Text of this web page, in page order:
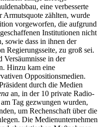
eine verbesserte
Armutsquote zählten, wurde
vorgeworfen, die aufgrund
Institutionen nicht
sowie dass in ihnen der
Regierungsseite, zu groß sei.
Versäumnisse in der
Hinzu kam eine
Oppositionsmedien.
durch die Medien
an, in der 10 private Radio-
Tag gezwungen wurden,
um Rechenschaft über die
Die Medienunternehmen